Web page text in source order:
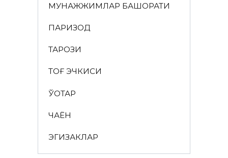
МУНАЖЖИМЛАР БАШОРАТИ
ПАРИЗОД
ТАРОЗИ
ТОҒ ЭЧКИСИ
ЎҚОТАР
ЧАЁН
ЭГИЗАКЛАР